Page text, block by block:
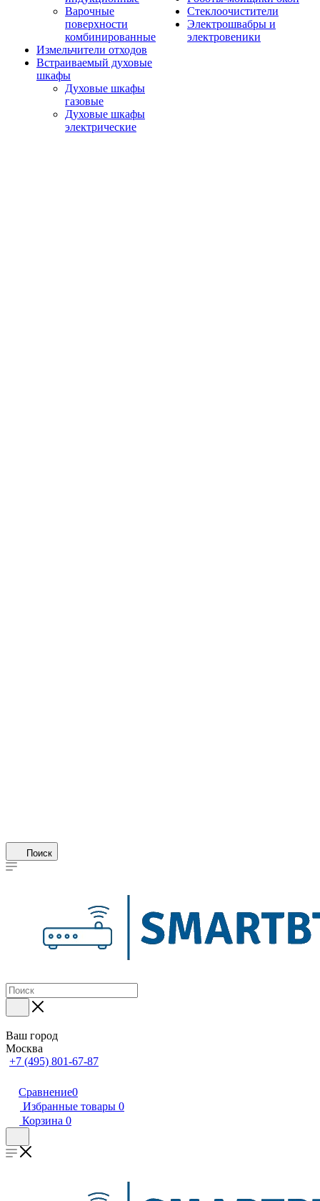
Варочные
поверхности
комбинированные
Измельчители отходов
Встраиваемый духовые
шкафы
Духовые шкафы
газовые
Духовые шкафы
электрические
Стеклоочистители
Электрошвабры и
электровеники
Поиск
Ваш город
Москва
+7 (495) 801-67-87
Сравнение0
Избранные товары 0
Корзина 0